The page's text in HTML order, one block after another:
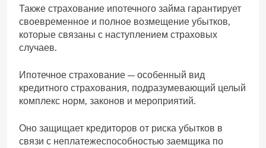
Также страхование ипотечного займа гарантирует
своевременное и полное возмещение убытков,
которые связаны с наступлением страховых
случаев.
Ипотечное страхование — особенный вид
кредитного страхования, подразумевающий целый
комплекс норм, законов и мероприятий.
Оно защищает кредиторов от риска убытков в
связи с неплатежеспособностью заемщика по